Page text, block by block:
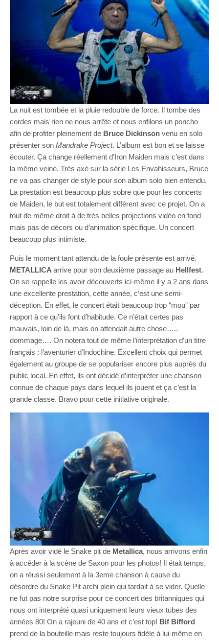
La nuit est tombée et la pluie redouble de force. Il tombe des
cordes mais rien ne nous arrête et nous enfilons un poncho
afin de profiter pleinement de Bruce Dickinson venu en solo
présenter son Mandrake Project. L’album est bon et se laisse
écouter. Ça change réellement d’Iron Maiden mais c’est dans
la même veine. Très axé sur la série Les Envahisseurs, Bruce
ne va pas changer de style pour son album solo bien entendu.
La prestation est beaucoup plus sobre que pour les concerts
de Maiden, le but est totalement différent avec ce projet. On a
tout de même droit à de très belles projections vidéo en fond
mais pas de décors ou d’animation spécifique. Un concert
beaucoup plus intimiste.
Puis le moment tant attendu de la foule présente est arrivé.
METALLICA arrive pour son deuxième passage au Hellfest.
On se rappelle les avoir découverts ici-même il y a 2 ans dans
une excellente prestation, cette année, c’est une semi-
déception. En effet, le concert était beaucoup trop “mou” par
rapport à ce qu’ils font d’habitude. Ce n’était certes pas
mauvais, loin de là, mais on attendait autre chose…..
dommage…. On notera tout de même l’interprétation d’un titre
français : l’aventurier d’Indochine. Excellent choix qui permet
également au groupe de se populariser encore plus auprès du
public local. En effet, ils ont décidé d’interpréter une chanson
connue de chaque pays dans lequel ils jouent et ça c’est la
grande classe. Bravo pour cette initiative originale.
Après avoir vidé le Snake pit de Metallica, nous arrivons enfin
à accéder à la scène de Saxon pour les photos! Il était temps,
on a réussi seulement à la 3eme chanson à cause du
désordre du Snake Pit archi plein qui tardait à se vider. Quelle
ne fut pas notre surprise pour ce concert des britanniques qui
nous ont interprété quasi uniquement leurs vieux tubes des
années 80! On a rajeuni de 40 ans et c’est top! Bif Bifford
prend de la bouteille mais reste toujours fidèle à lui-même en